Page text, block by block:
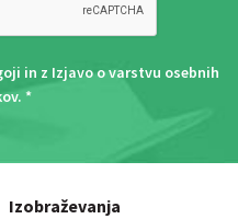
in z Izjavo o varstvu osebnih
. *
Izobraževanja